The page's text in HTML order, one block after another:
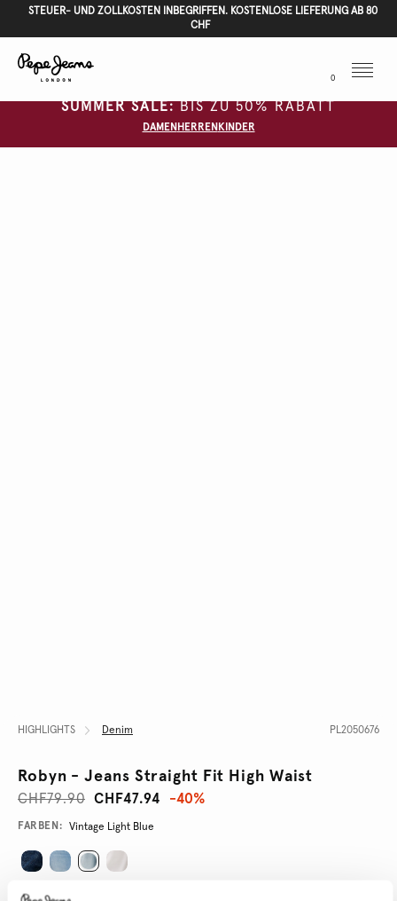
STEUER- UND ZOLLKOSTEN INBEGRIFFEN. KOSTENLOSE LIEFERUNG AB 80
CHF
0
Menu
SUMMER SALE:BIS ZU 50% RABATT
DAMEN HERREN KINDER
HIGHLIGHTS Denim PL2050676
Robyn - Jeans Straight Fit High Waist
CHF47.94
CHF79.90 -40%
Promotions
Variations
FARBEN: Vintage Light Blue